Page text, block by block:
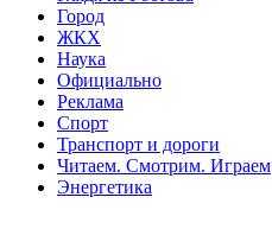
Город
ЖКХ
Наука
Официально
Реклама
Спорт
Транспорт и дороги
Читаем. Смотрим. Играем
Энергетика